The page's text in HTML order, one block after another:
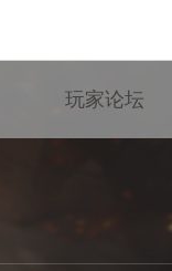
玩家论坛